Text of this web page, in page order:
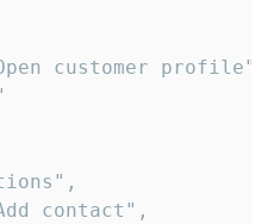
customer
contact",